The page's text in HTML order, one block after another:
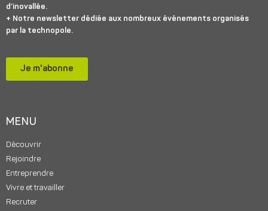
d’inovallée.
+ Notre newsletter dédiée aux nombreux événements organisés
par la technopole.
Je m'abonne
MENU
Découvrir
Rejoindre
Entreprendre
Vivre et travailler
Recruter